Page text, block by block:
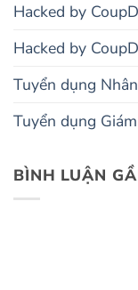
Hacked by
Hacked by
Tuyển dụng
Tuyển dụng
BÌNH LUẬN